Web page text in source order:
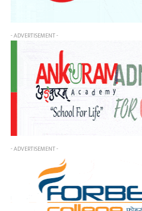
- ADVERTISEMENT -
- ADVERTISEMENT -